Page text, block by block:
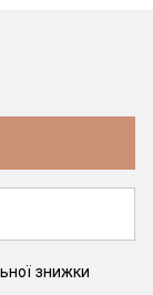
знижки